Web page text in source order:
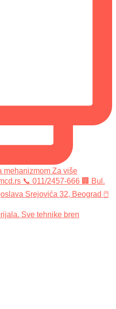
Sve tehnike bren